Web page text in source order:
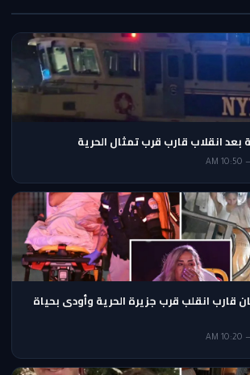
بعد انقلاب قارب قرب تمثال الحرية
قارب انقلب قرب جزيرة الحرية وأودى بحياة